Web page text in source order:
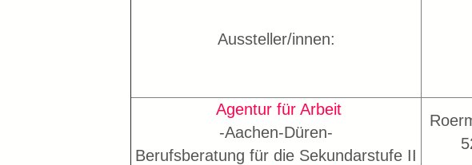
Aussteller/innen:
Agentur für Arbeit
-Aachen-Düren-
Berufsberatung für die Sekundarstufe II